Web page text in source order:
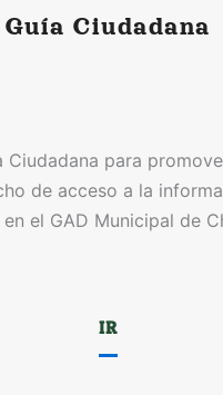
Guía Ciudadana
Ciudadana para
de acceso a la
el GAD Municipal de
IR